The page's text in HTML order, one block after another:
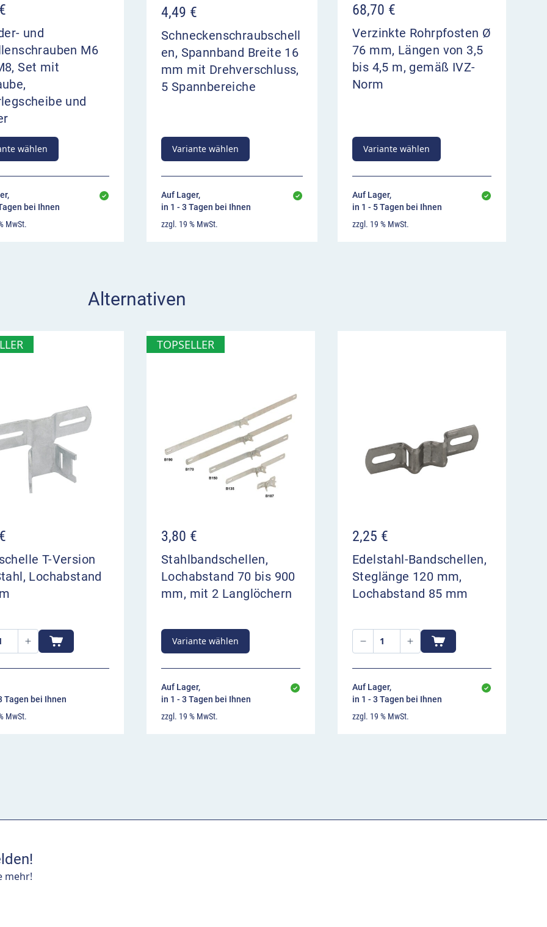
bei uns im Shop.
€
und
M6
Set mit
und
wählen
bei Ihnen
MwSt.
4,49 €
Schneckenschraubschell
en, Spannband Breite 16
mm mit Drehverschluss,
5 Spannbereiche
Variante wählen
Auf Lager,
in 1 - 3 Tagen bei Ihnen
zzgl. 19 % MwSt.
68,70 €
Verzinkte Rohrpfosten Ø
76 mm, Längen von 3,5
bis 4,5 m, gemäß IVZ-
Norm
Variante wählen
Auf Lager,
in 1 - 5 Tagen bei Ihnen
zzgl. 19 % MwSt.
Alternativen
€
T-Version
Lochabstand
Tagen bei Ihnen
MwSt.
TOPSELLER
3,80 €
Stahlbandschellen,
Lochabstand 70 bis 900
mm, mit 2 Langlöchern
Variante wählen
Auf Lager,
in 1 - 3 Tagen bei Ihnen
zzgl. 19 % MwSt.
2,25 €
Edelstahl-Bandschellen,
Steglänge 120 mm,
Lochabstand 85 mm
Auf Lager,
in 1 - 3 Tagen bei Ihnen
zzgl. 19 % MwSt.
mehr!